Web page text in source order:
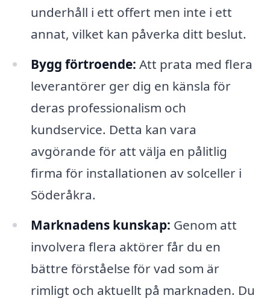
underhåll i ett offert men inte i ett
annat, vilket kan påverka ditt beslut.
Bygg förtroende: Att prata med flera
leverantörer ger dig en känsla för
deras professionalism och
kundservice. Detta kan vara
avgörande för att välja en pålitlig
firma för installationen av solceller i
Söderåkra.
Marknadens kunskap: Genom att
involvera flera aktörer får du en
bättre förståelse för vad som är
rimligt och aktuellt på marknaden. Du